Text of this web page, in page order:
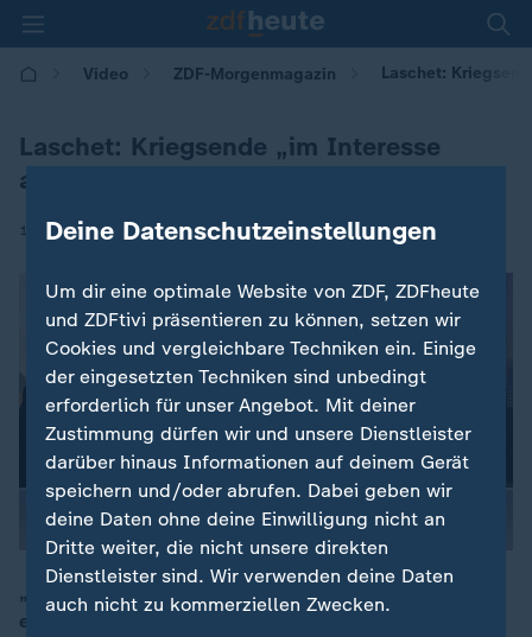
Video ZDF-Morgenmagazin Laschet:
Laschet: Kriegsende „im Interesse
aller“
13.05.2026 | 05:30
„Das Interesse, den Iran-Krieg zu beenden, haben
eigentlich beide Seiten – insbesondere China“, sagt
Deine Datenschutzeinstellungen
Um dir eine optimale Website von ZDF, ZDFheute
und ZDFtivi präsentieren zu können, setzen wir
Cookies und vergleichbare Techniken ein. Einige
der eingesetzten Techniken sind unbedingt
erforderlich für unser Angebot. Mit deiner
Zustimmung dürfen wir und unsere Dienstleister
darüber hinaus Informationen auf deinem Gerät
speichern und/oder abrufen. Dabei geben wir
deine Daten ohne deine Einwilligung nicht an
Dritte weiter, die nicht unsere direkten
Dienstleister sind. Wir verwenden deine Daten
auch nicht zu kommerziellen Zwecken.